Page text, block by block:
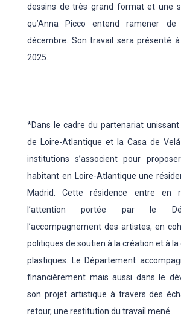
dessins de très grand format et une
qu’Anna Picco entend ramener
décembre. Son travail sera présenté
2025.
*Dans le cadre du partenariat
de Loire-Atlantique et la Casa de
institutions s’associent pour
habitant en Loire-Atlantique une
Madrid. Cette résidence entre en
l’attention portée par le
l’accompagnement des artistes, en
politiques de soutien à la création et à
plastiques. Le Département
financièrement mais aussi dans le
son projet artistique à travers des
retour, une restitution du travail mené.